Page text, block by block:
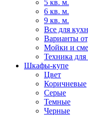
5 кв. м.
6 кв. м.
9 кв. м.
Все для
Варианты
Мойки и
Техника
Шкафы-купе
Цвет
Коричневые
Серые
Темные
Черные